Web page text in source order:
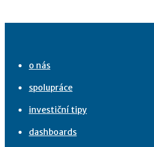
o nás
spolupráce
investiční tipy
dashboards